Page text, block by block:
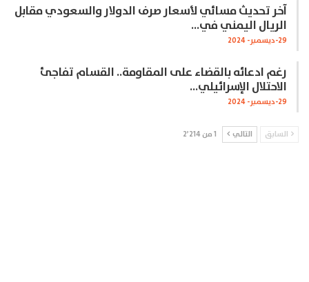
آخر تحديث مسائي لأسعار صرف الدولار والسعودي مقابل
الريال اليمني في…
29-ديسمبر- 2024
رغم ادعائه بالقضاء على المقاومة.. القسام تفاجئ
الاحتلال الإسرائيلي…
29-ديسمبر- 2024
السابق التالي 1 من 2٬214